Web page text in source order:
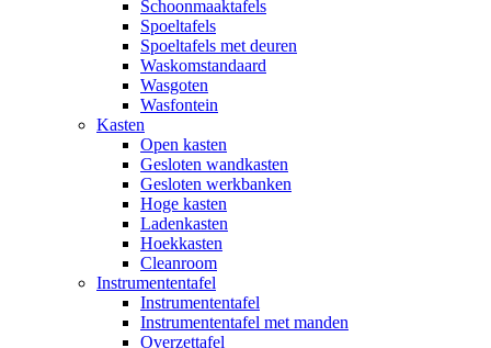
Schoonmaaktafels
Spoeltafels
Spoeltafels met deuren
Waskomstandaard
Wasgoten
Wasfontein
Kasten
Open kasten
Gesloten wandkasten
Gesloten werkbanken
Hoge kasten
Ladenkasten
Hoekkasten
Cleanroom
Instrumententafel
Instrumententafel
Instrumententafel met manden
Overzettafel